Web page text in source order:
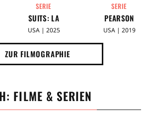
SERIE
SUITS: LA
USA | 2025
SERIE
PEARSON
USA | 2019
ZUR FILMOGRAPHIE
: FILME & SERIEN